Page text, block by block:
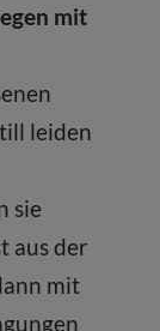
mit
leiden
sie
aus der
mit